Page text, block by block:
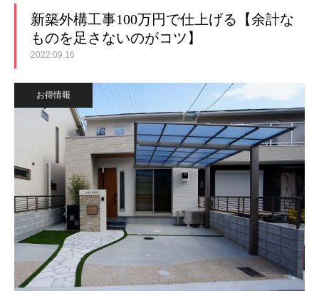
新築外構工事100万円で仕上げる【余計な
ものを足さないのがコツ】
2022.09.16
お得情報